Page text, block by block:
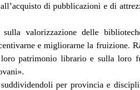
di pubblicazioni e di
valorizzazione delle
e migliorarne la fruizione.
patrimonio librario e sulla loro
per provincia e